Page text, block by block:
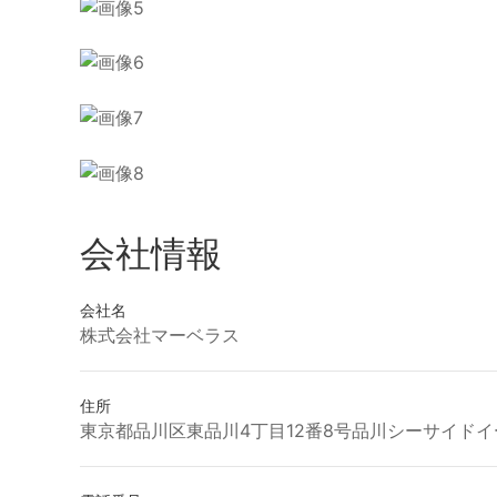
会社情報
会社名
株式会社マーベラス
住所
東京都品川区東品川4丁目12番8号品川シーサイド